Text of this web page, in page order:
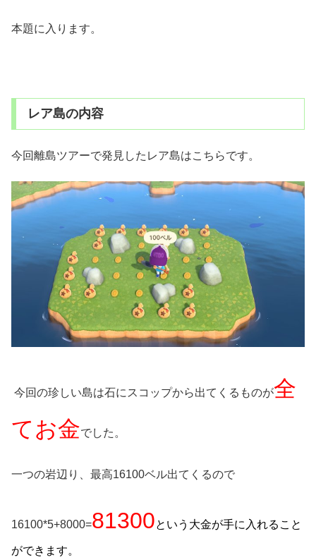
本題に入ります。
レア島の内容
今回離島ツアーで発見したレア島はこちらです。
今回の珍しい島は石にスコップから出てくるものが全
てお金でした。
一つの岩辺り、最高16100ベル出てくるので
16100*5+8000=81300という大金が手に入れること
ができます。